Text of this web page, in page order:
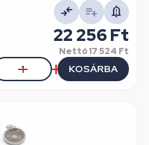
22 256 Ft
Nettó17 524 Ft
KOSÁRBA